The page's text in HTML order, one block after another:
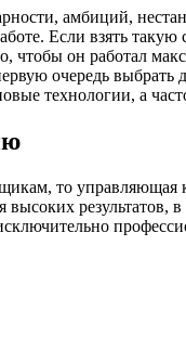
амбиций,
Если взять
чтобы он работал
очередь выбрать
технологии, а
то управляющая